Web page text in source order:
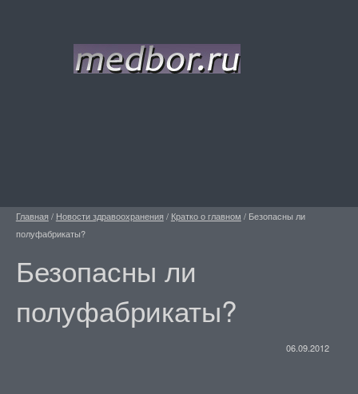
Главная / Новости здравоохранения / Кратко о главном / Безопасны ли
полуфабрикаты?
Безопасны ли
полуфабрикаты?
06.09.2012